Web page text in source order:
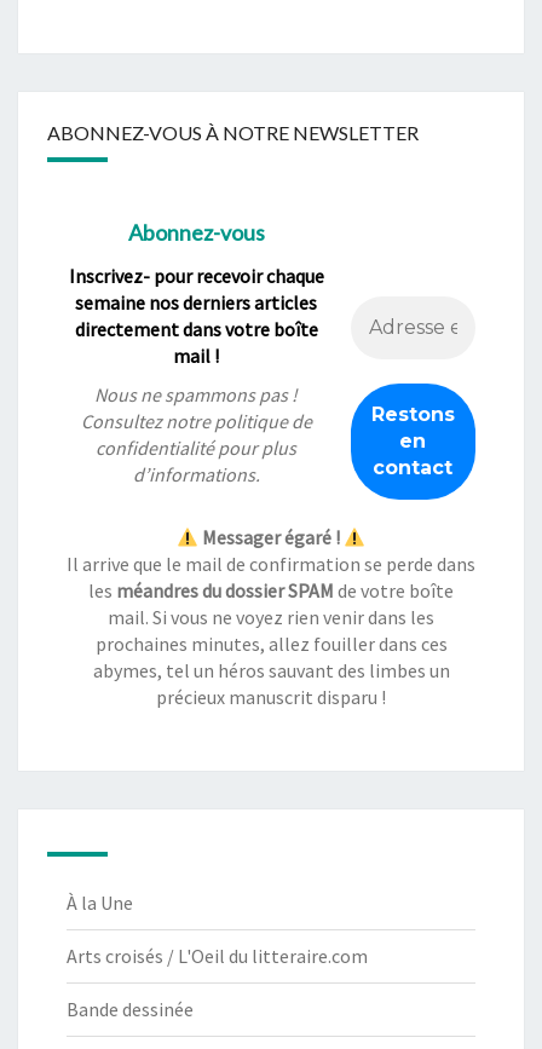
ABONNEZ-VOUS À NOTRE NEWSLETTER
Abonnez-vous
Inscrivez- pour recevoir chaque
semaine nos derniers articles
directement dans votre boîte
mail !
Nous ne spammons pas !
Consultez notrepolitique de
confidentialitépour plus
d’informations.
Messager égaré !
Il arrive que le mail de confirmation se perde dans
les méandres du dossier SPAM de votre boîte
mail. Si vous ne voyez rien venir dans les
prochaines minutes, allez fouiller dans ces
abymes, tel un héros sauvant des limbes un
précieux manuscrit disparu !
À la Une
Arts croisés / L'Oeil du litteraire.com
Bande dessinée